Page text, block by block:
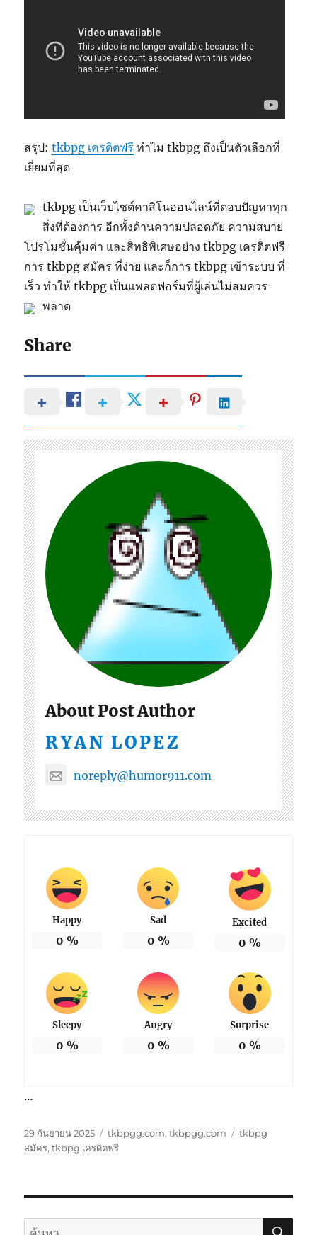
สรุป:tkbpg เครดิตฟรี ทำไม tkbpg ถึงเป็นตัวเลือกที่
เยี่ยมที่สุด
tkbpg เป็นเว็บไซต์คาสิโนออนไลน์ที่ตอบปัญหาทุก
สิ่งที่ต้องการ อีกทั้งด้านความปลอดภัย ความสบาย
โปรโมชั่นคุ้มค่า และสิทธิพิเศษอย่าง tkbpg เครดิตฟรี
การ tkbpg สมัคร ที่ง่าย และก็การ tkbpg เข้าระบบ ที่
เร็ว ทำให้ tkbpg เป็นแพลตฟอร์มที่ผู้เล่นไม่สมควร
พลาด
Share
About Post Author
RYAN LOPEZ
noreply@humor911.com
Happy
0 %
Sad
0 %
Excited
0 %
Sleepy
0 %
Angry
0 %
Surprise
0 %
…
เขียน
เมื่อ
29 กันยายน 2025
หมวด
หมู่
tkbpgg.com,tkbpgg.com
ป้าย
tkbpg
สมัคร,tkbpg เครดิตฟรี
ค้นหา: ค้น